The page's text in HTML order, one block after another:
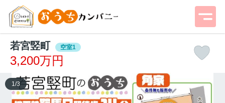
若宮竪町 空室1
3,200万円
1 /3